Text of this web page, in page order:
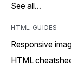
See all…
HTML GUIDES
Responsive
HTML